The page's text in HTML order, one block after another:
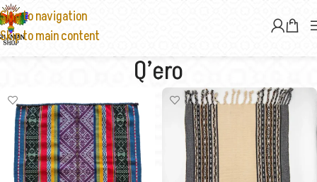
Skip to navigation
Skip to main content
Q’ero